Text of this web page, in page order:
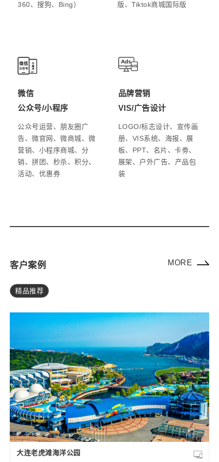
360、搜狗、Bing）
版、Tiktok商城国际版
微信
公众号/小程序
公众号运营、朋友圈广
告、微官网、微商城、微
营销、小程序商城、分
销、拼团、秒杀、积分、
活动、优惠券
品牌营销
VIS/广告设计
LOGO/标志设计、宣传画
册、VIS系统、海报、展
板、PPT、名片、卡劵、
展架、户外广告、产品包
装
客户案例 MORE
精品推荐
大连老虎滩海洋公园